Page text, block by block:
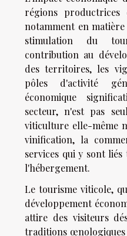
régions productrices
notamment en
stimulation du
contribution au
des territoires, les
pôles d'activité
économique
secteur, n'est pas
viticulture elle-même
vinification, la
services qui y sont
l'hébergement.
Le tourisme viticole,
développement
attire des visiteurs
traditions œnologiques